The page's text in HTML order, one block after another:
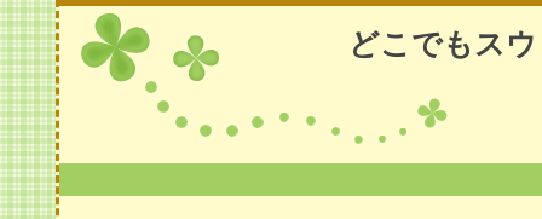
どこでもス